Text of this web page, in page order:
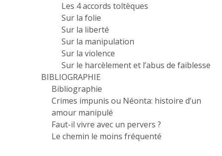
Les 4 accords toltèques
Sur la folie
Sur la liberté
Sur la manipulation
Sur la violence
Sur le harcèlement et l’abus de faiblesse
BIBLIOGRAPHIE
Bibliographie
Crimes impunis ou Néonta: histoire d’un
amour manipulé
Faut-il vivre avec un pervers ?
Le chemin le moins fréquenté